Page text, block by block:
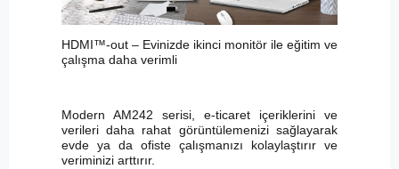
HDMI™-out – Evinizde ikinci monitör ile eğitim ve
çalışma daha verimli
Modern AM242 serisi, e-ticaret içeriklerini ve
verileri daha rahat görüntülemenizi sağlayarak
evde ya da ofiste çalışmanızı kolaylaştırır ve
veriminizi arttırır.